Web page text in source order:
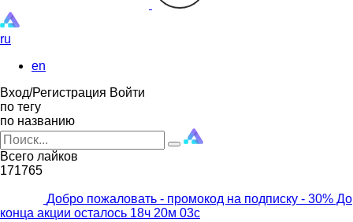
ru
en
Вход/Регистрация Войти
по тегу
по названию
Всего лайков
171765
Добро пожаловать - промокод на подписку - 30% До
конца акции осталось 18ч 20м 01с